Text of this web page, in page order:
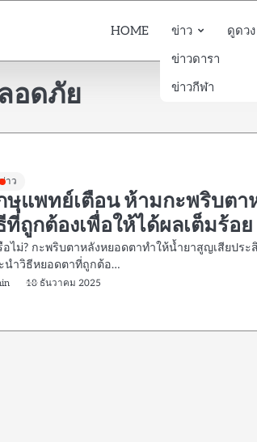
HOME
ข่าว
ข่าวดารา
ข่าวกีฬา
ดูดวง
อดภัย
ข่าว
ษุแพทย์เตือน ห้ามกะพริบตา
ที่ถูกต้องเพื่อให้ได้ผลเต็มร้อย
อไม่? กะพริบตาหลังหยอดตาทำให้น้ำยาสูญเสียปร
นำวิธีหยอดตาที่ถูกต้อ…
18 ธันวาคม 2025